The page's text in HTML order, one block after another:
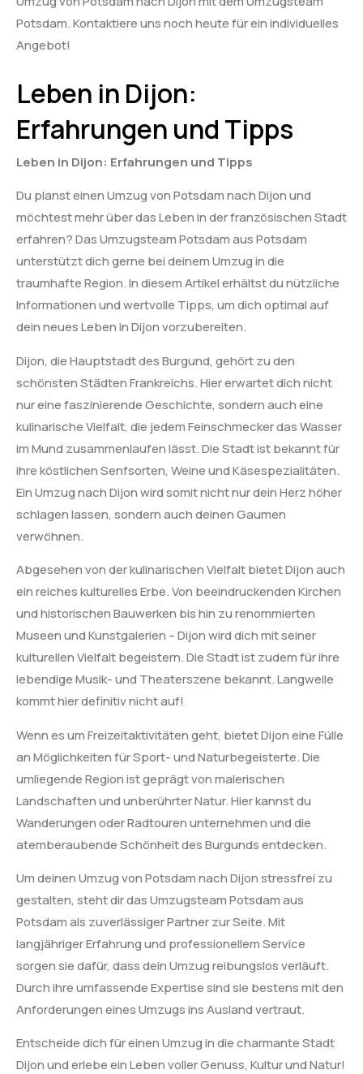
Potsdam. Kontaktiere uns noch heute für ein individuelles
Angebot!
Leben in Dijon:
Erfahrungen und Tipps
Leben in Dijon: Erfahrungen und Tipps
Du planst einen Umzug von Potsdam nach Dijon und
möchtest mehr über das Leben in der französischen Stadt
erfahren? Das Umzugsteam Potsdam aus Potsdam
unterstützt dich gerne bei deinem Umzug in die
traumhafte Region. In diesem Artikel erhältst du nützliche
Informationen und wertvolle Tipps, um dich optimal auf
dein neues Leben in Dijon vorzubereiten.
Dijon, die Hauptstadt des Burgund, gehört zu den
schönsten Städten Frankreichs. Hier erwartet dich nicht
nur eine faszinierende Geschichte, sondern auch eine
kulinarische Vielfalt, die jedem Feinschmecker das Wasser
im Mund zusammenlaufen lässt. Die Stadt ist bekannt für
ihre köstlichen Senfsorten, Weine und Käsespezialitäten.
Ein Umzug nach Dijon wird somit nicht nur dein Herz höher
schlagen lassen, sondern auch deinen Gaumen
verwöhnen.
Abgesehen von der kulinarischen Vielfalt bietet Dijon auch
ein reiches kulturelles Erbe. Von beeindruckenden Kirchen
und historischen Bauwerken bis hin zu renommierten
Museen und Kunstgalerien – Dijon wird dich mit seiner
kulturellen Vielfalt begeistern. Die Stadt ist zudem für ihre
lebendige Musik- und Theaterszene bekannt. Langweile
kommt hier definitiv nicht auf!
Wenn es um Freizeitaktivitäten geht, bietet Dijon eine Fülle
an Möglichkeiten für Sport- und Naturbegeisterte. Die
umliegende Region ist geprägt von malerischen
Landschaften und unberührter Natur. Hier kannst du
Wanderungen oder Radtouren unternehmen und die
atemberaubende Schönheit des Burgunds entdecken.
Um deinen Umzug von Potsdam nach Dijon stressfrei zu
gestalten, steht dir das Umzugsteam Potsdam aus
Potsdam als zuverlässiger Partner zur Seite. Mit
langjähriger Erfahrung und professionellem Service
sorgen sie dafür, dass dein Umzug reibungslos verläuft.
Durch ihre umfassende Expertise sind sie bestens mit den
Anforderungen eines Umzugs ins Ausland vertraut.
Entscheide dich für einen Umzug in die charmante Stadt
Dijon und erlebe ein Leben voller Genuss, Kultur und Natur!